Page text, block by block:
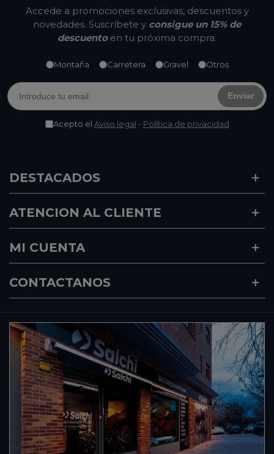
Accede a promociones exclusivas, descuentos y
novedades. Suscríbete y consigue un 15% de
descuentoen tu próxima compra.
Montaña Carretera Gravel Otros
Enviar
Acepto el Aviso legal - Política de privacidad
DESTACADOS
ATENCION AL CLIENTE
MI CUENTA
CONTACTANOS